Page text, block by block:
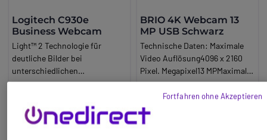
Logitech C930e
Business Webcam
Light™ 2 Technologie für
deutliche Bilder bei
unterschiedlichen
Lichtverhältnissen, auch bei
Carl Zeiss®
Objektivzertifizierung Externe
131,95 €
Ref: LOC930
BRIO 4K Webcam 13
MP USB Schwarz
Technische Daten: Maximale
Video Auflösung4096 x 2160
Pixel. Megapixel13 MPMaximale
Bildrate90 fps.
219,95 €
199,95 € -9%
Fortfahren ohne Akzeptieren